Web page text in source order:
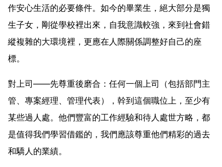
作安心生活的必要條件。如今的畢業生，絕大部分是獨
生子女，剛從學校裡出來，自我意識較強，來到社會錯
縱複雜的大環境裡，更應在人際關係調整好自己的座
標。
對上司——先尊重後磨合：任何一個上司（包括部門主
管、專案經理、管理代表），幹到這個職位上，至少有
某些過人處。他們豐富的工作經驗和待人處世方略，都
是值得我們學習借鑑的，我們應該尊重他們精彩的過去
和驕人的業績。